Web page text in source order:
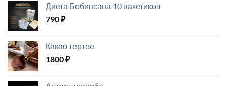
–
Диета Бобинсана 10 пакетиков
790₽
Какао тертое
1800₽